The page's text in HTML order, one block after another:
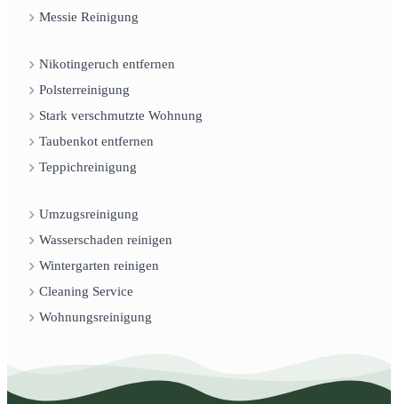
Messie Reinigung
Nikotingeruch entfernen
Polsterreinigung
Stark verschmutzte Wohnung
Taubenkot entfernen
Teppichreinigung
Umzugsreinigung
Wasserschaden reinigen
Wintergarten reinigen
Cleaning Service
Wohnungsreinigung